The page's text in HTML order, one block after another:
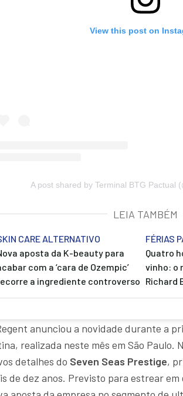
View this post on
A post shared by Terminal BTG Pactual
LEIA TAMBÉM
CARE ALTERNATIVO
aposta da K-beauty para
com a ‘cara de Ozempic’
a ingrediente controverso
FÉRIAS
Quatro
vinho: o
Richard
anunciou a novidade durante a
realizada neste mês em São Paulo.
detalhes do Seven Seas Prestige,
de dez anos. Previsto para estrear